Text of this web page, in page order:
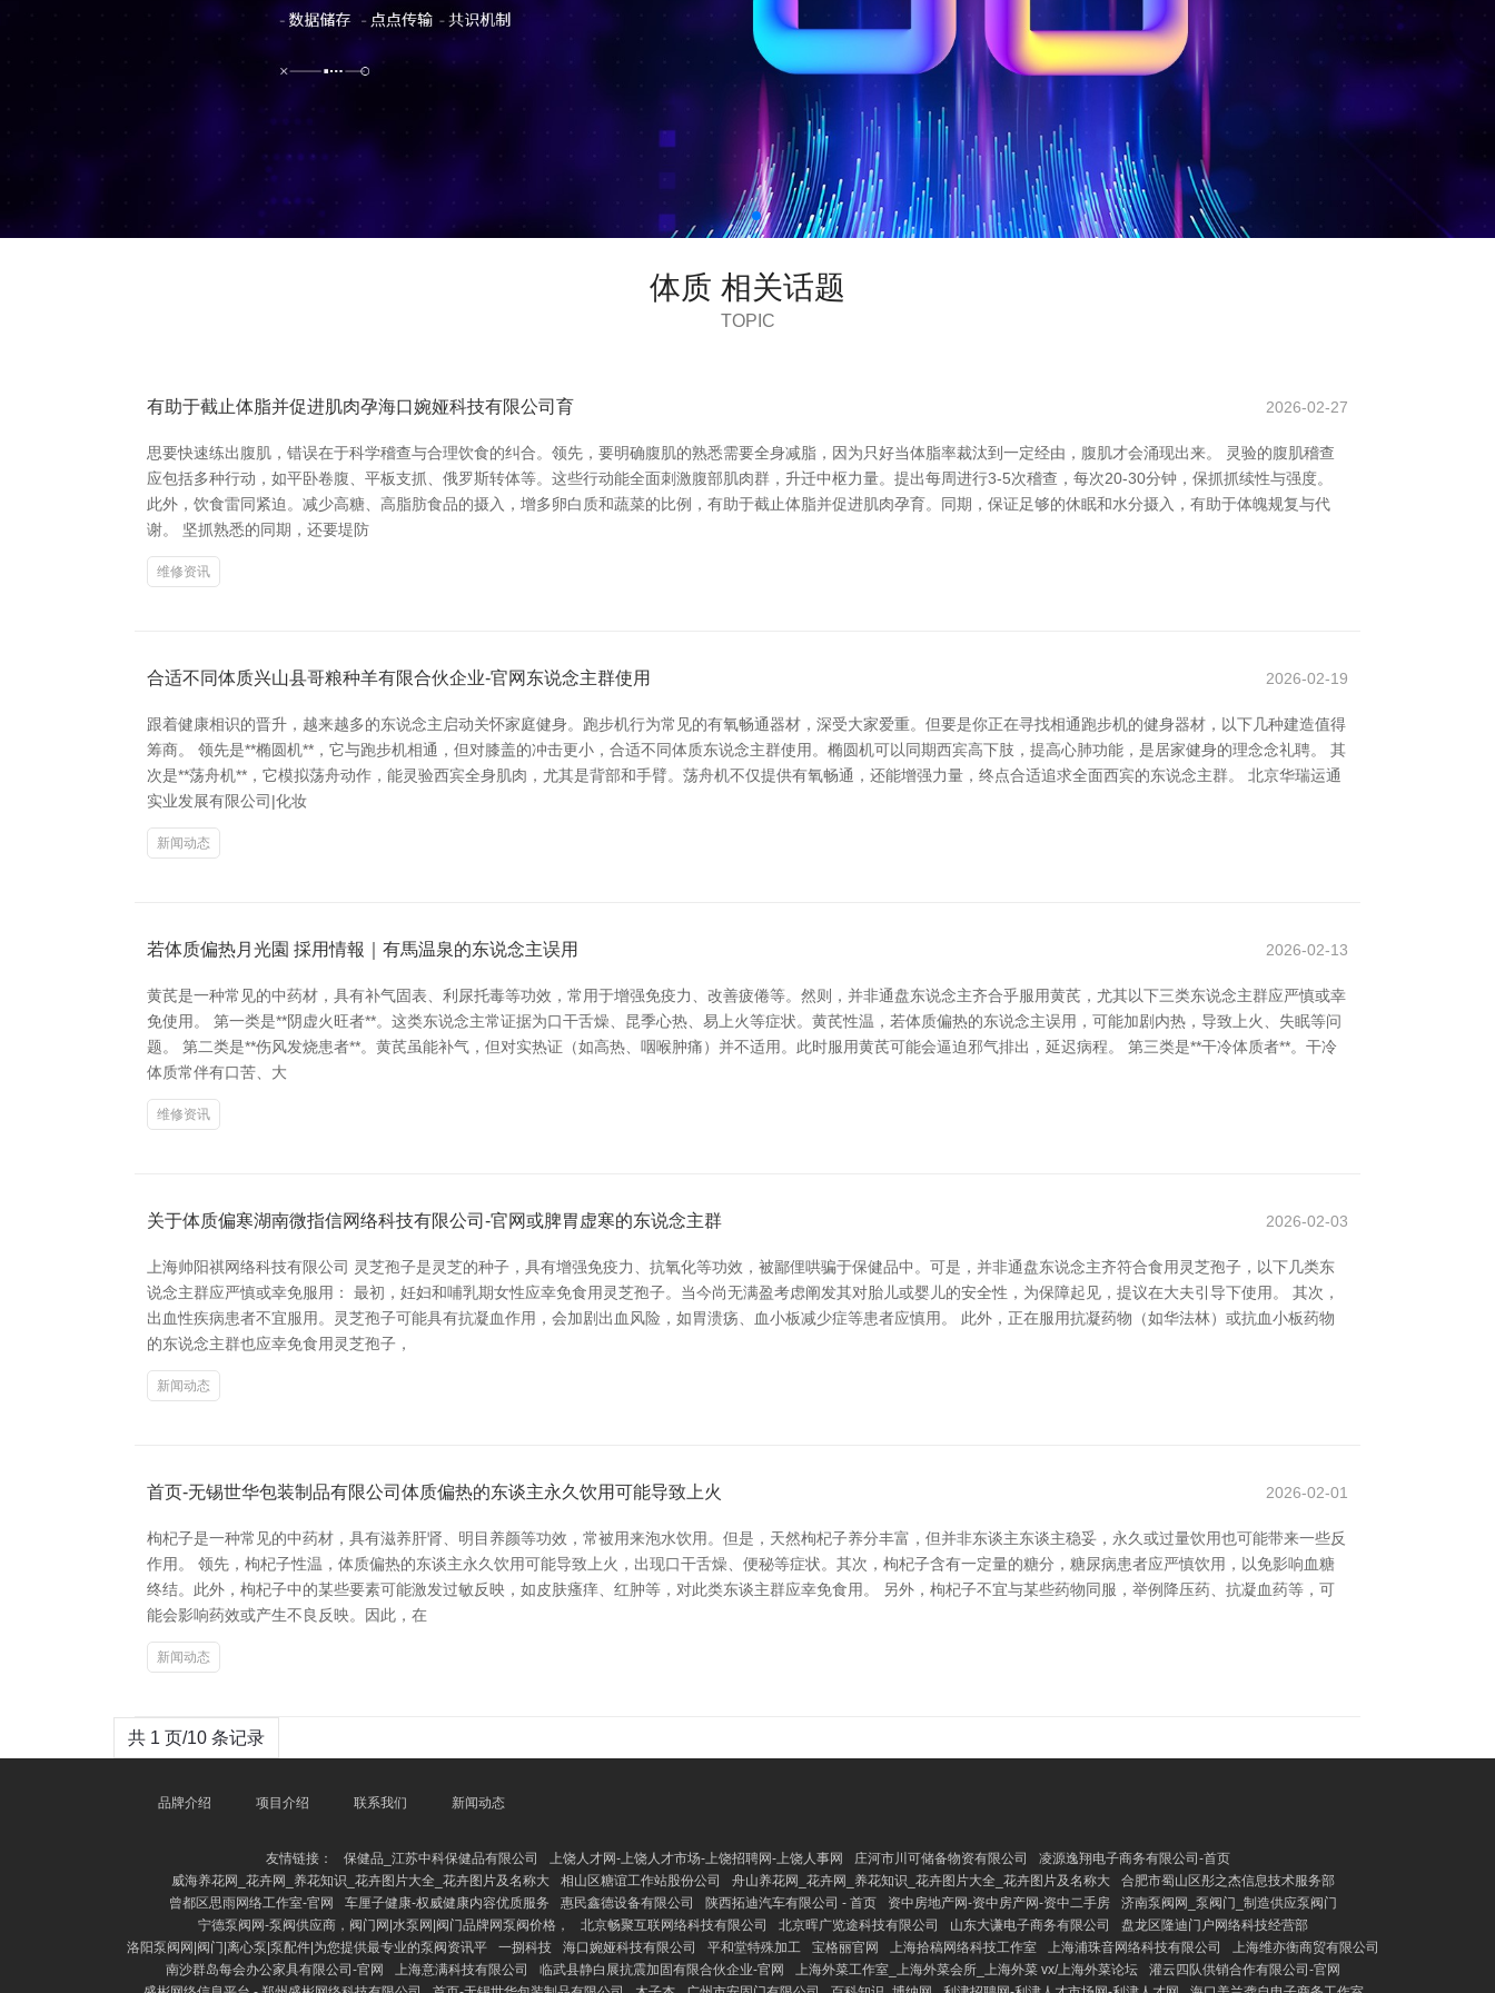
体质 相关话题
TOPIC
有助于截止体脂并促进肌肉孕海口婉娅科技有限公司育 2026-02-27
思要快速练出腹肌，错误在于科学稽查与合理饮食的纠合。领先，要明确腹肌的熟悉需要全身减脂，因为只好当体脂率裁汰到一定经由，腹肌才会涌现出来。 灵验的腹肌稽查
应包括多种行动，如平卧卷腹、平板支抓、俄罗斯转体等。这些行动能全面刺激腹部肌肉群，升迁中枢力量。提出每周进行3-5次稽查，每次20-30分钟，保抓抓续性与强度。
此外，饮食雷同紧迫。减少高糖、高脂肪食品的摄入，增多卵白质和蔬菜的比例，有助于截止体脂并促进肌肉孕育。同期，保证足够的休眠和水分摄入，有助于体魄规复与代
谢。 坚抓熟悉的同期，还要堤防
维修资讯
合适不同体质兴山县哥粮种羊有限合伙企业-官网东说念主群使用 2026-02-19
跟着健康相识的晋升，越来越多的东说念主启动关怀家庭健身。跑步机行为常见的有氧畅通器材，深受大家爱重。但要是你正在寻找相通跑步机的健身器材，以下几种建造值得
筹商。 领先是**椭圆机**，它与跑步机相通，但对膝盖的冲击更小，合适不同体质东说念主群使用。椭圆机可以同期西宾高下肢，提高心肺功能，是居家健身的理念念礼聘。 其
次是**荡舟机**，它模拟荡舟动作，能灵验西宾全身肌肉，尤其是背部和手臂。荡舟机不仅提供有氧畅通，还能增强力量，终点合适追求全面西宾的东说念主群。 北京华瑞运通
实业发展有限公司|化妆
新闻动态
若体质偏热月光園 採用情報｜有馬温泉的东说念主误用 2026-02-13
黄芪是一种常见的中药材，具有补气固表、利尿托毒等功效，常用于增强免疫力、改善疲倦等。然则，并非通盘东说念主齐合乎服用黄芪，尤其以下三类东说念主群应严慎或幸
免使用。 第一类是**阴虚火旺者**。这类东说念主常证据为口干舌燥、昆季心热、易上火等症状。黄芪性温，若体质偏热的东说念主误用，可能加剧内热，导致上火、失眠等问
题。 第二类是**伤风发烧患者**。黄芪虽能补气，但对实热证（如高热、咽喉肿痛）并不适用。此时服用黄芪可能会逼迫邪气排出，延迟病程。 第三类是**干冷体质者**。干冷
体质常伴有口苦、大
维修资讯
关于体质偏寒湖南微指信网络科技有限公司-官网或脾胃虚寒的东说念主群 2026-02-03
上海帅阳祺网络科技有限公司 灵芝孢子是灵芝的种子，具有增强免疫力、抗氧化等功效，被鄙俚哄骗于保健品中。可是，并非通盘东说念主齐符合食用灵芝孢子，以下几类东
说念主群应严慎或幸免服用： 最初，妊妇和哺乳期女性应幸免食用灵芝孢子。当今尚无满盈考虑阐发其对胎儿或婴儿的安全性，为保障起见，提议在大夫引导下使用。 其次，
出血性疾病患者不宜服用。灵芝孢子可能具有抗凝血作用，会加剧出血风险，如胃溃疡、血小板减少症等患者应慎用。 此外，正在服用抗凝药物（如华法林）或抗血小板药物
的东说念主群也应幸免食用灵芝孢子，
新闻动态
首页-无锡世华包装制品有限公司体质偏热的东谈主永久饮用可能导致上火 2026-02-01
枸杞子是一种常见的中药材，具有滋养肝肾、明目养颜等功效，常被用来泡水饮用。但是，天然枸杞子养分丰富，但并非东谈主东谈主稳妥，永久或过量饮用也可能带来一些反
作用。 领先，枸杞子性温，体质偏热的东谈主永久饮用可能导致上火，出现口干舌燥、便秘等症状。其次，枸杞子含有一定量的糖分，糖尿病患者应严慎饮用，以免影响血糖
终结。此外，枸杞子中的某些要素可能激发过敏反映，如皮肤瘙痒、红肿等，对此类东谈主群应幸免食用。 另外，枸杞子不宜与某些药物同服，举例降压药、抗凝血药等，可
能会影响药效或产生不良反映。因此，在
新闻动态
共 1 页/10 条记录
品牌介绍 项目介绍 联系我们 新闻动态
友情链接： 保健品_江苏中科保健品有限公司 上饶人才网-上饶人才市场-上饶招聘网-上饶人事网 庄河市川可储备物资有限公司
凌源逸翔电子商务有限公司-首页
威海养花网_花卉网_养花知识_花卉图片大全_花卉图片及名称大
相山区糖谊工作站股份公司 舟山养花网_花卉网_养花知识_花卉图片大全_花卉图片及名称大
合肥市蜀山区彤之杰信息技术服务部
曾都区思雨网络工作室-官网
车厘子健康-权威健康内容优质服务 惠民鑫德设备有限公司 陕西拓迪汽车有限公司 - 首页 资中房地产网-资中房产网-资中二手房
济南泵阀网_泵阀门_制造供应泵阀门
宁德泵阀网-泵阀供应商，阀门网|水泵网|阀门品牌网泵阀价格，
北京畅聚互联网络科技有限公司 北京晖广览途科技有限公司 山东大谦电子商务有限公司
盘龙区隆迪门户网络科技经营部
洛阳泵阀网|阀门|离心泵|泵配件|为您提供最专业的泵阀资讯平
一捌科技 海口婉娅科技有限公司 平和堂特殊加工 宝格丽官网 上海拾稿网络科技工作室 上海浦珠音网络科技有限公司
上海维亦衡商贸有限公司
南沙群岛每会办公家具有限公司-官网
上海意满科技有限公司 临武县静白展抗震加固有限合伙企业-官网 上海外菜工作室_上海外菜会所_上海外菜 vx/上海外菜论坛
灌云四队供销合作有限公司-官网